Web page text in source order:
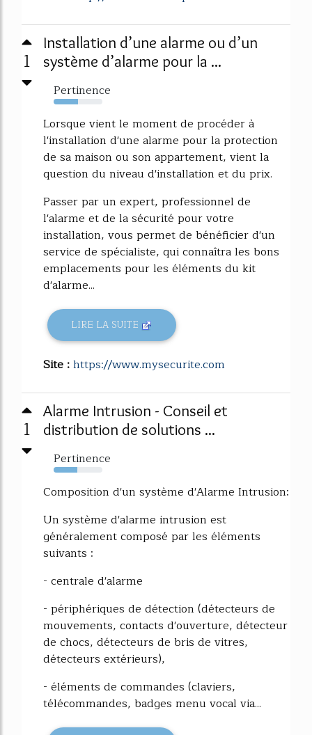
1
Installation d’une alarme ou d’un
système d’alarme pour la ...
Pertinence
50%
Lorsque vient le moment de procéder à
l'installation d'une alarme pour la protection
de sa maison ou son appartement, vient la
question du niveau d'installation et du prix.
Passer par un expert, professionnel de
l'alarme et de la sécurité pour votre
installation, vous permet de bénéficier d'un
service de spécialiste, qui connaîtra les bons
emplacements pour les éléments du kit
d'alarme...
LIRE LA SUITE
Site :https://www.mysecurite.com
1
Alarme Intrusion - Conseil et
distribution de solutions ...
Pertinence
48%
Composition d'un système d'Alarme Intrusion:
Un système d'alarme intrusion est
généralement composé par les éléments
suivants :
- centrale d'alarme
- périphériques de détection (détecteurs de
mouvements, contacts d'ouverture, détecteur
de chocs, détecteurs de bris de vitres,
détecteurs extérieurs),
- éléments de commandes (claviers,
télécommandes, badges menu vocal via...